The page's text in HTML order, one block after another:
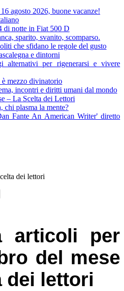
agosto 2026, buone vacanze!
di notte in Fiat 500 D
sparito, svanito, scomparso.
che sfidano le regole del gusto
e dintorni
alternativi per rigenerarsi e vivere
mezzo divinatorio
incontri e diritti umani dal mondo
– La Scelta dei Lettori
chi plasma la mente?
Fante An American Writer' diretto
dei lettori
articoli per
del mese
dei lettori